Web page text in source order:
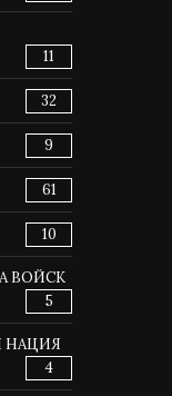
11
32
9
61
10
ВОЙСК
5
НАЦИЯ
4